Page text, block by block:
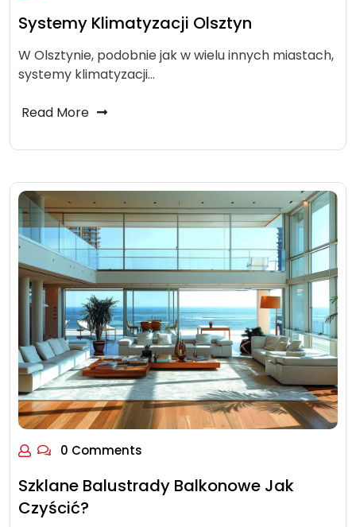
Systemy Klimatyzacji Olsztyn
W Olsztynie, podobnie jak w wielu innych miastach,
systemy klimatyzacji…
Read More
0 Comments
Szklane Balustrady Balkonowe Jak
Czyścić?